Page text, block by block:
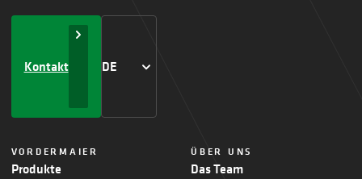
Kontakt DE
VORDERMAIER
Produkte
ÜBER UNS
Das Team